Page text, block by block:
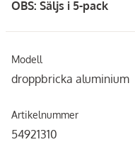
OBS: Säljs i 5-pack
Modell
droppbricka aluminium
Artikelnummer
54921310